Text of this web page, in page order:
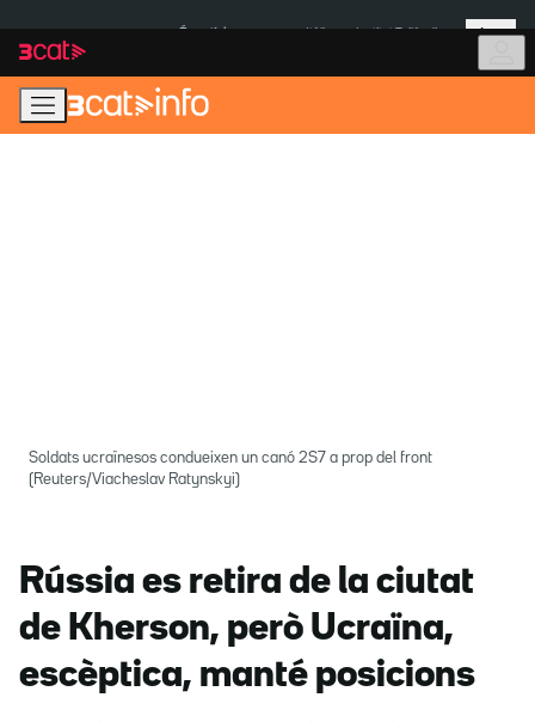
navegació
principal
contingut
Més
Soldats ucraïnesos condueixen un canó 2S7 a prop del front
(Reuters/Viacheslav Ratynskyi)
Rússia es retira de la ciutat
de Kherson, però Ucraïna,
escèptica, manté posicions